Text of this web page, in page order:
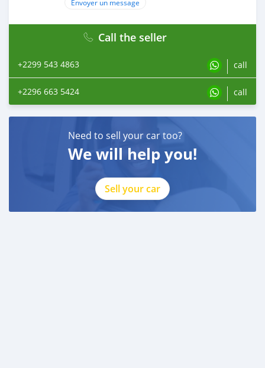
Envoyer un message
Call the seller
+2299 543 4863 call
+2296 663 5424 call
Need to sell your car too?
We will help you!
Sell your car